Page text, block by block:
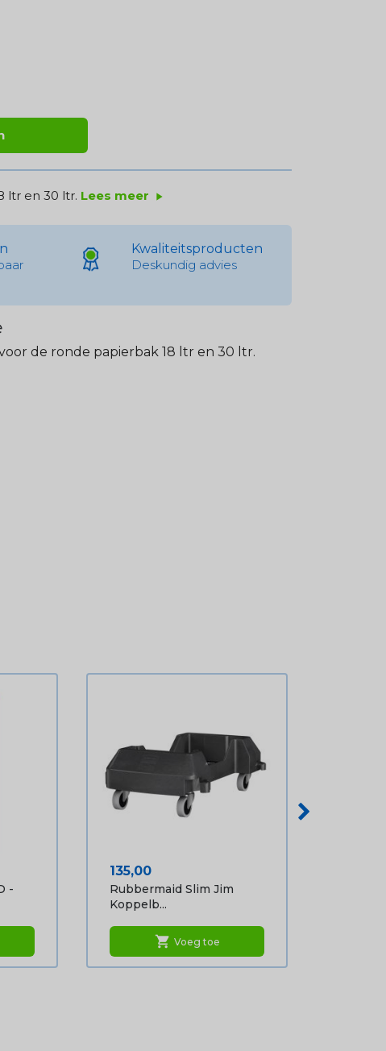
ltr en 30 ltr. Lees meer play_arrow
Kwaliteitsproducten
Deskundig advies
de ronde papierbak 18 ltr en 30 ltr.
-
Prijs
135,00
Rubbermaid Slim Jim
Koppelb...
shopping_cart Voeg toe